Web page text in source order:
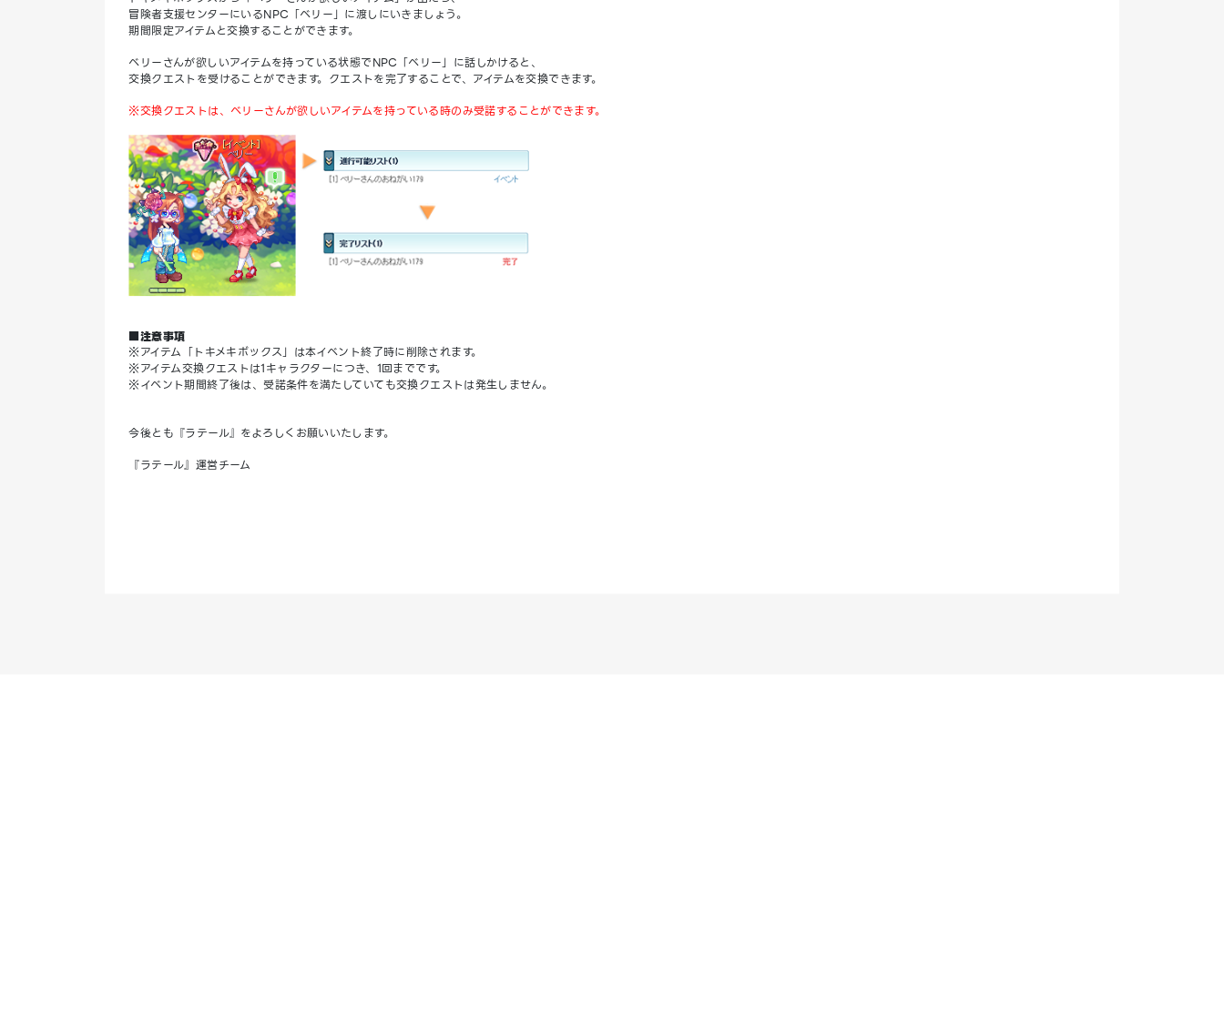
冒険者支援センターにいるNPC「ベリー」に渡しにいきましょう。
期間限定アイテムと交換することができます。
ベリーさんが欲しいアイテムを持っている状態でNPC「ベリー」に話しかけると、
交換クエストを受けることができます。クエストを完了することで、アイテムを交換できます。
※交換クエストは、ベリーさんが欲しいアイテムを持っている時のみ受諾することができます。
■注意事項
※アイテム「トキメキボックス」は本イベント終了時に削除されます。
※アイテム交換クエストは1キャラクターにつき、1回までです。
※イベント期間終了後は、受諾条件を満たしていても交換クエストは発生しません。
今後とも『ラテール』をよろしくお願いいたします。
『ラテール』運営チーム